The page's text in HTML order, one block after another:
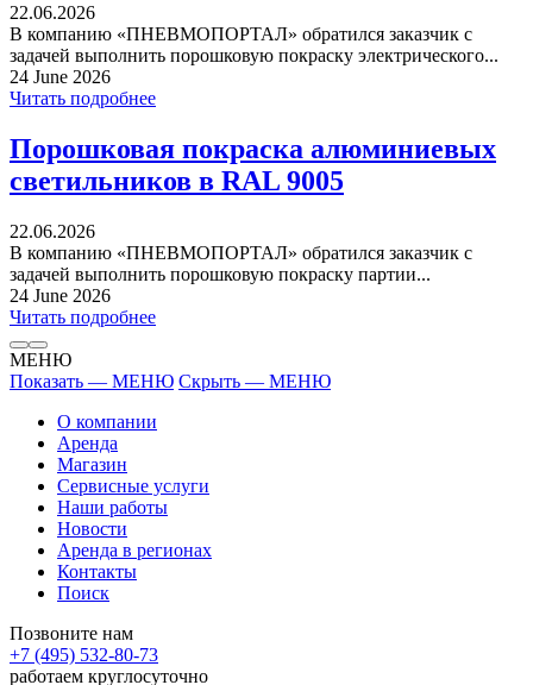
22.06.2026
В компанию «ПНЕВМОПОРТАЛ» обратился заказчик с
задачей выполнить порошковую покраску электрического...
24 June 2026
Читать подробнее
Порошковая покраска алюминиевых
светильников в RAL 9005
22.06.2026
В компанию «ПНЕВМОПОРТАЛ» обратился заказчик с
задачей выполнить порошковую покраску партии...
24 June 2026
Читать подробнее
МЕНЮ
Показать — МЕНЮ Скрыть — МЕНЮ
О компании
Аренда
Магазин
Сервисные услуги
Наши работы
Новости
Аренда в регионах
Контакты
Поиск
Позвоните нам
+7 (495) 532-80-73
работаем круглосуточно